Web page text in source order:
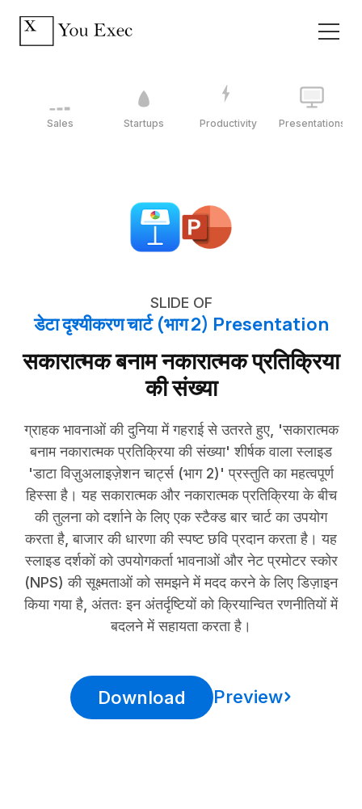
Sales Startups Productivity Presentations
SLIDE OF
डेटा दृश्यीकरण चार्ट (भाग 2) Presentation
सकारात्मक बनाम नकारात्मक प्रतिक्रिया
की संख्या
ग्राहक भावनाओं की दुनिया में गहराई से उतरते हुए, 'सकारात्मक
बनाम नकारात्मक प्रतिक्रिया की संख्या' शीर्षक वाला स्लाइड
'डाटा विज़ुअलाइज़ेशन चार्ट्स (भाग 2)' प्रस्तुति का महत्वपूर्ण
हिस्सा है। यह सकारात्मक और नकारात्मक प्रतिक्रिया के बीच
की तुलना को दर्शाने के लिए एक स्टैक्ड बार चार्ट का उपयोग
करता है, बाजार की धारणा की स्पष्ट छवि प्रदान करता है। यह
स्लाइड दर्शकों को उपयोगकर्ता भावनाओं और नेट प्रमोटर स्कोर
(NPS) की सूक्ष्मताओं को समझने में मदद करने के लिए डिज़ाइन
किया गया है, अंततः इन अंतर्दृष्टियों को क्रियान्वित रणनीतियों में
बदलने में सहायता करता है।
Download Preview